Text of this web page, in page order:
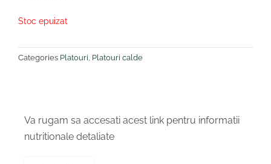
Stoc epuizat
Categories Platouri Platouri calde
Va rugam sa accesati acest link pentru informatii
nutritionale detaliate